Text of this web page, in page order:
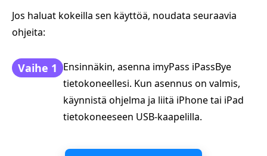
Jos haluat kokeilla sen käyttöä, noudata seuraavia
ohjeita:
Vaihe 1 Ensinnäkin, asenna imyPass iPassBye
tietokoneellesi. Kun asennus on valmis,
käynnistä ohjelma ja liitä iPhone tai iPad
tietokoneeseen USB-kaapelilla.